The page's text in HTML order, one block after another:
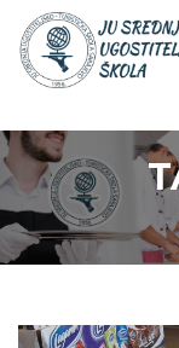
Skip
content